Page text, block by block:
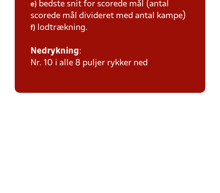
e) bedste snit for scorede mål (antal
scorede mål divideret med antal kampe)
f) lodtrækning.
Nedrykning:
Nr. 10 i alle 8 puljer rykker ned